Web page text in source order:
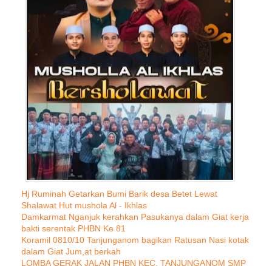
Hj Ruminah Getarkan Bumi Barik desa Betet Lewat
Shalawat Hut mushola Al - Ikhlas
Damkarmat Nganjuk kerahkan Pasukanya dalam Giat kerja
bakti serentak PHBN Ke 81
Koramil 0810/10 Tanjunganom bagikan Ratusan Nasi kotak
dalam Giat Jum,at berkah
LOMBA GERAK JALAN PHBN KEC. TANJUNGANOM SMP